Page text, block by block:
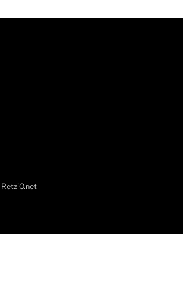
Retz'O.net